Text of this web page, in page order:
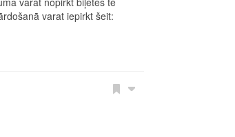
varat iepirkt šeit: